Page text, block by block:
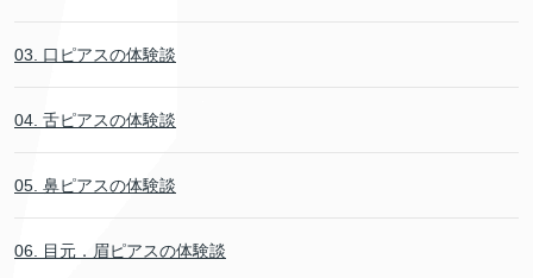
03. 口ピアスの体験談
04. 舌ピアスの体験談
05. 鼻ピアスの体験談
06. 目元．眉ピアスの体験談